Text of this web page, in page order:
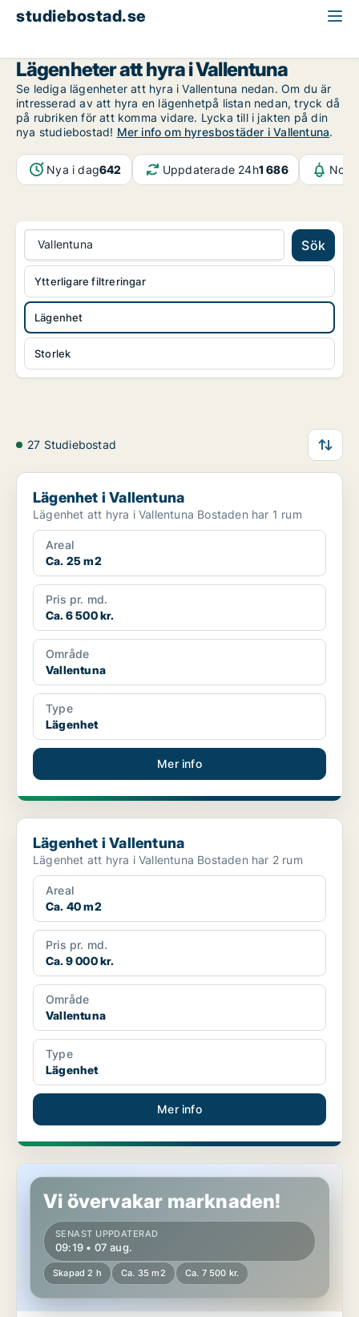
studiebostad.se
Lägenheter att hyra i Vallentuna
Se lediga lägenheter att hyra i Vallentuna nedan. Om du är
intresserad av att hyra en lägenhetpå listan nedan, tryck då
på rubriken för att komma vidare. Lycka till i jakten på din
nya studiebostad! Mer info om hyresbostäder i Vallentuna.
Nya i dag642 Uppdaterade 24h1 686
Vallentuna Sök
Lägenhet
Storlek
Ytterligare filtreringar
27 Studiebostad
Lägenhet i Vallentuna
Lägenhet i Vallentuna
Lägenhet att hyra i Vallentuna Bostaden har 1 rum
Areal
Ca. 25 m2
Pris pr. md.
Ca. 6 500 kr.
Område
Vallentuna
Type
Lägenhet
Mer info
Lägenhet i Vallentuna
Lägenhet i Vallentuna
Lägenhet att hyra i Vallentuna Bostaden har 2 rum
Areal
Ca. 40 m2
Pris pr. md.
Ca. 9 000 kr.
Område
Vallentuna
Type
Lägenhet
Mer info
Lägenhet i Vallentuna
Vi övervakar marknaden!
SENAST UPPDATERAD
09:19 • 07 aug.
Skapad 2 h Ca. 35 m2 Ca. 7 500 kr.